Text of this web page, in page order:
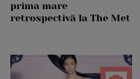
prima mare
retrospectivă la The Met